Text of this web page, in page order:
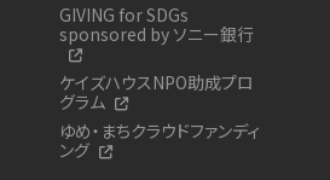
GIVING for SDGs
sponsored by ソニー銀行
ケイズハウスNPO助成プロ
グラム
ゆめ・まちクラウドファンディ
ング